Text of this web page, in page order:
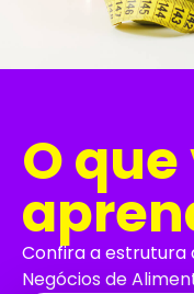
O
Confira a estrutura
Negócios de